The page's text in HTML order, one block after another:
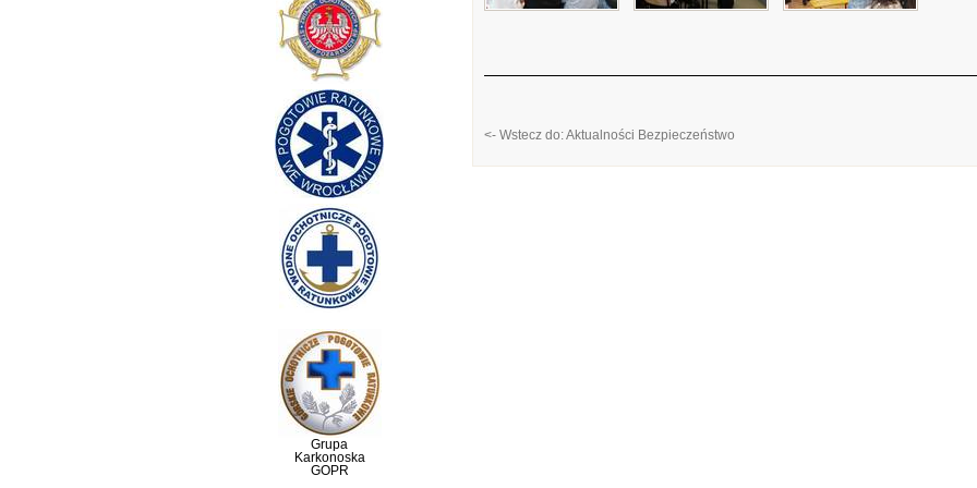
Grupa
Karkonoska
GOPR
<- Wstecz do: Aktualności Bezpieczeństwo